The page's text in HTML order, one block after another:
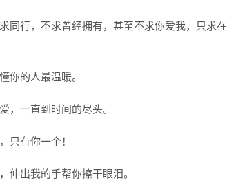
同行，不求曾经拥有，甚至不求你爱我，只求在
你的人最温暖。
，一直到时间的尽头。
只有你一个！
伸出我的手帮你擦干眼泪。